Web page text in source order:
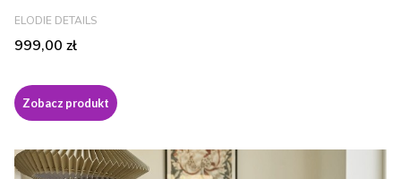
PRODUCENT
ELODIE DETAILS
Cena
999,00 zł
Zobacz produkt